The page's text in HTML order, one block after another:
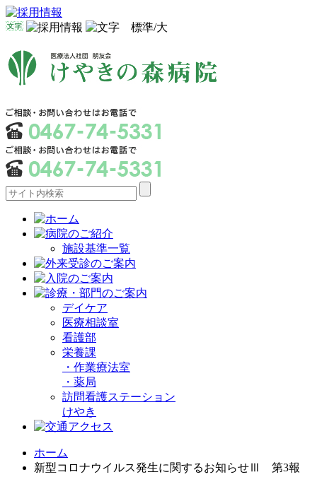
施設基準一覧
デイケア
医療相談室
看護部
栄養課
・ 作業療法室
・ 薬局
訪問看護ステーション
けやき
ホーム
新型コロナウイルス発生に関するお知らせⅢ 第3報